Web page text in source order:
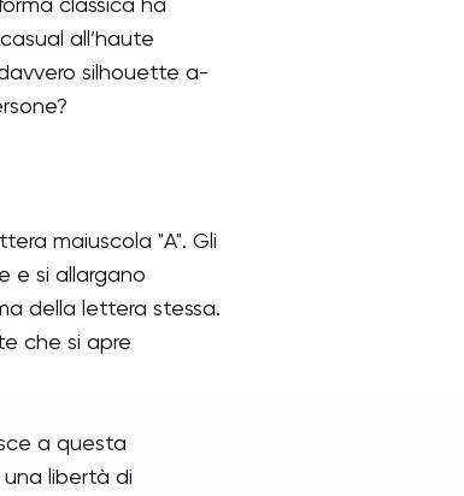
all’haute
silhouette a-
maiuscola "A". Gli
e si allargano
della lettera stessa.
che si apre
a questa
libertà di